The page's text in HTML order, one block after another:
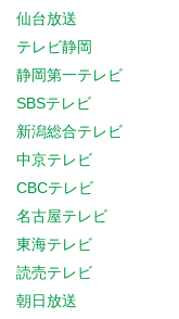
仙台放送
テレビ静岡
静岡第一テレビ
SBSテレビ
新潟総合テレビ
中京テレビ
CBCテレビ
名古屋テレビ
東海テレビ
読売テレビ
朝日放送